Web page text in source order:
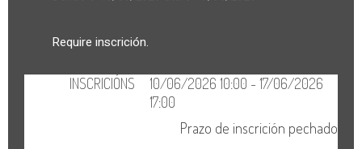
Require inscrición.